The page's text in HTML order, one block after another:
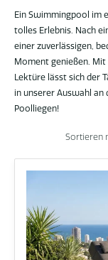
Ein Swimmingpool im
tolles Erlebnis. Nach
einer zuverlässigen,
Moment genießen. Mit
Lektüre lässt sich der
in unserer Auswahl
Poolliegen!
Sortieren